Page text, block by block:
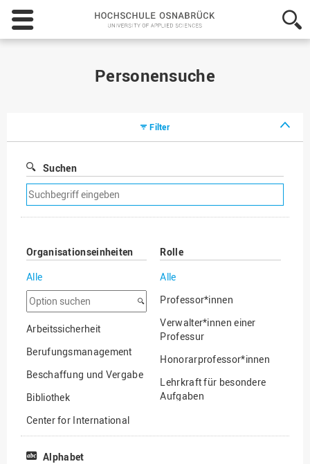
Hochschule
Osnabrück
-
Personensuche
Filter
Suchen
Suchfilter
entfernen
Organisationseinheiten
Alle
Option
suchen
Arbeitssicherheit
Berufungsmanagement
Beschaffung und Vergabe
Bibliothek
Center for International
Mobility
Center for International
Rolle
Alle
Professor*innen
Verwalter*innen einer
Professur
Honorarprofessor*innen
Lehrkraft für besondere
Aufgaben
Alphabet